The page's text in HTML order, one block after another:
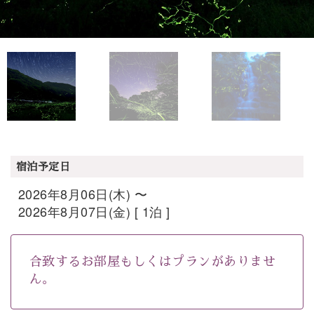
宿泊予定日
2026年8月06日(木) 〜
2026年8月07日(金) [ 1泊 ]
合致するお部屋もしくはプランがありませ
ん。